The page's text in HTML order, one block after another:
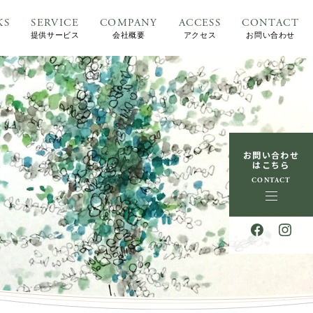
SERVICE
提供サービス
COMPANY
会社概要
ACCESS
アクセス
CONTACT
お問い合わせ
お問い合わせ
はこちら
CONTACT